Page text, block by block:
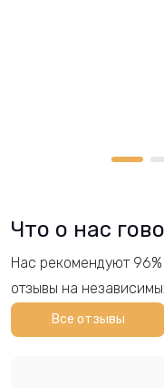
Что о нас
Нас рекомендуют
отзывы на
Все отзывы